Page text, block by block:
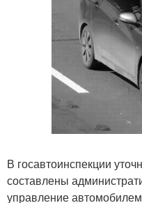
В госавтоинспекции
составлены
управление